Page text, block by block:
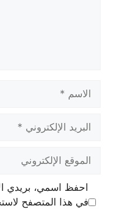
الاسم
البريد
الإلكتروني
الموقع
الإلكتروني
احفظ اسمي، بريدي
في هذا المتصفح